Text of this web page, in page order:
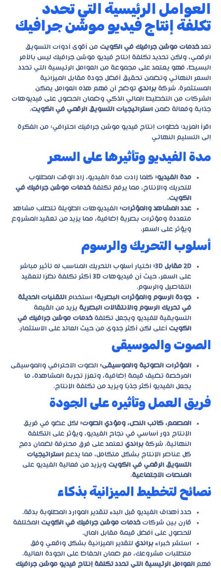
العوامل الرئيسية التي تحدد
تكلفة إنتاج فيديو موشن جرافيك
تعد خدمات موشن جرافيك في الكويت من أقوى أدوات التسويق
الرقمي، ولكن تحديد تكلفة إنتاج فيديو موشن جرافيك ليس بالأمر
البسيط، فهو يعتمد على مجموعة من العوامل الرئيسية التي تحدد
السعر النهائي وتضمن تحقيق أفضل جودة مقابل الميزانية
المستثمرة. شركة براندي توضح أن فهم هذه العوامل يمكن
الشركات من التخطيط المالي الذكي وضمان الحصول على فيديوهات
جذابة وفعالة ضمن استراتيجيات التسويق الرقمي في الكويت.
اقرأ المزيد: خطوات إنتاج فيديو موشن جرافيك احترافي: من الفكرة
إلى التسليم النهائي
مدة الفيديو وتأثيرها على السعر
مدة الفيديو: كلما زادت مدة الفيديو، زاد الوقت المطلوب
للتحريك والإنتاج، مما يرفع تكلفة خدمات موشن جرافيك في
الكويت.
عدد المشاهد والمؤثرات: الفيديوهات الطويلة تتطلب مشاهد
متعددة ومؤثرات بصرية إضافية، مما يزيد من تعقيد المشروع
ويؤثر على السعر.
أسلوب التحريك والرسوم
2D مقابل 3D:
اختيار أسلوب التحريك المناسب له تأثير مباشر
على السعر، حيث أن فيديوهات 3D أكثر تكلفة نظرًا لتعقيد
التفاصيل والرسوم.
جودة الرسوم والمؤثرات البصرية: استخدام التقنيات الحديثة
في تحريك الرسوم والانتقالات البصرية يزيد من القيمة
التسويقية للفيديو ويجعل تكلفة خدمات موشن جرافيك في
الكويت أعلى لكن أكثر جدوى من حيث العائد على الاستثمار.
الصوت والموسيقى
المؤثرات الصوتية والموسيقى: الصوت الاحترافي والموسيقى
المرخصة تضيف قيمة إضافية، وتعزز تجربة المشاهدة، ما
يجعل الفيديو أكثر جذبًا ويزيد من تكلفة الإنتاج.
فريق العمل وتأثيره على الجودة
المصمم، كاتب النص، ومؤدي الصوت: لكل عضو في فريق
الإنتاج دور أساسي في نجاح الفيديو، ويؤثر على التكلفة
النهائية. شركة براندي تعتمد على فرق محترفة لضمان دمج
كل عناصر الإنتاج بشكل متكامل، مما يدعم استراتيجيات
التسويق الرقمي في الكويت ويزيد من فعالية الفيديو على
المنصات الاجتماعية.
نصائح لتخطيط الميزانية بذكاء
حدد أهداف الفيديو قبل البدء لتقدير الموارد المطلوبة بدقة.
قارن بين شركات خدمات موشن جرافيك في الكويت المختلفة
للحصول على أفضل قيمة مقابل المال.
استشر خبراء براندي لتقدير الميزانية بشكل واقعي وفق
متطلبات مشروعك، مع ضمان الحفاظ على الجودة العالية.
فهم العوامل الرئيسية التي تحدد تكلفة إنتاج فيديو موشن جرافيك